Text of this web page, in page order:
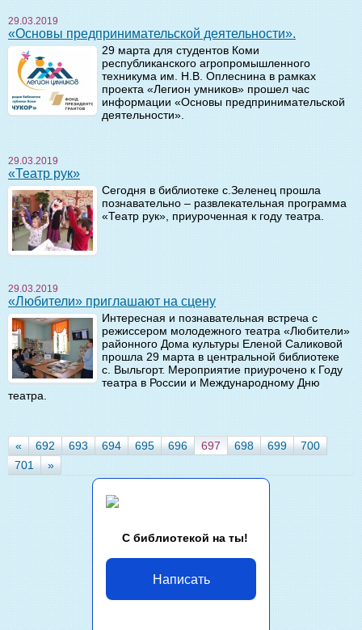
29.03.2019
«Основы предпринимательской деятельности».
29 марта для студентов Коми
республиканского агропромышленного
техникума им. Н.В. Оплеснина в рамках
проекта «Легион умников» прошел час
информации «Основы предпринимательской
деятельности».
29.03.2019
«Театр рук»
Сегодня в библиотеке с.Зеленец прошла
познавательно – развлекательная программа
«Театр рук», приуроченная к году театра.
29.03.2019
«Любители» приглашают на сцену
Интересная и познавательная встреча с
режиссером молодежного театра «Любители»
районного Дома культуры Еленой Саликовой
прошла 29 марта в центральной библиотеке
с. Выльгорт. Мероприятие приурочено к Году
театра в России и Международному Дню
театра.
« 692 693 694 695 696 697 698 699
700
701
»
С библиотекой на ты!
Написать